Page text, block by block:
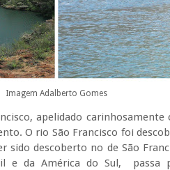
Imagem Adalberto Gomes
apelidado
O rio São Francisco foi
sido descoberto no de São
e da América do Sul, passa